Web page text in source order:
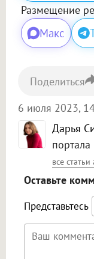
Размещение
Макс
Дарья
все статьи
6 июля 2023,
Поделиться
Оставьте
Представьтесь